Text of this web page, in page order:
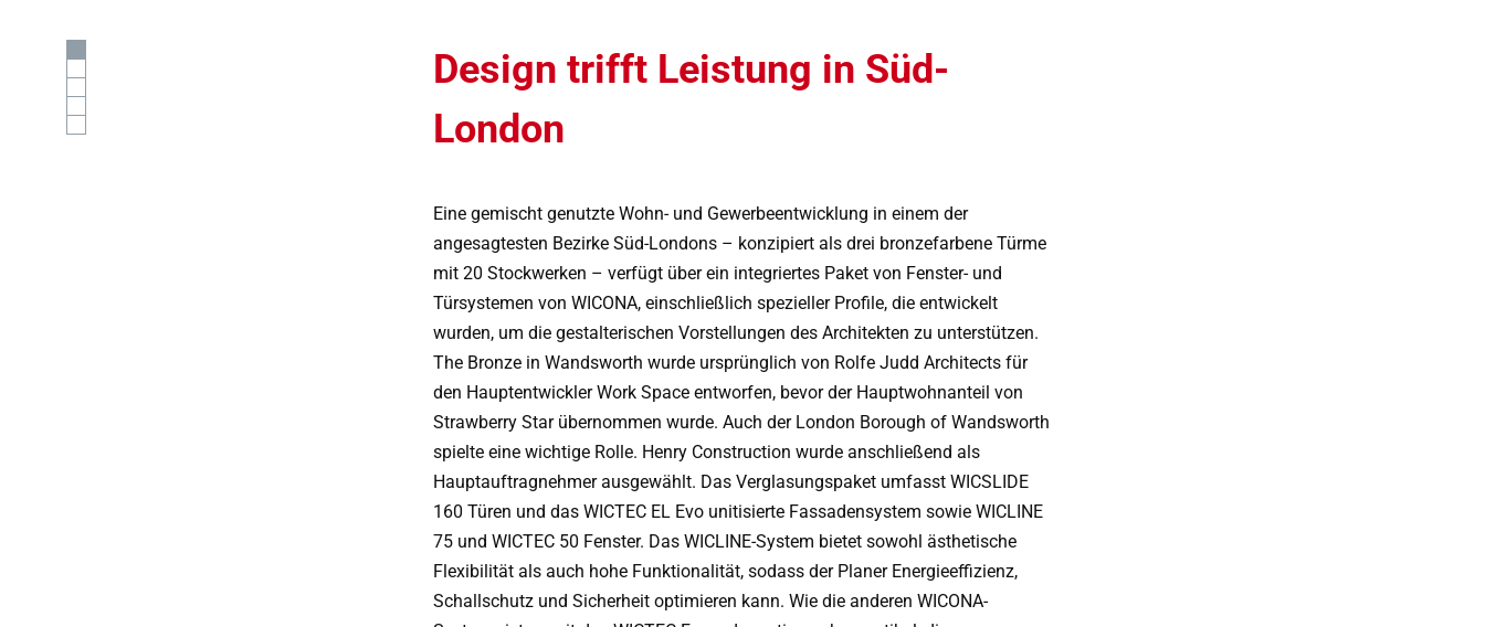
Design trifft Leistung in Süd-
London
Eine gemischt genutzte Wohn- und Gewerbeentwicklung in einem der
angesagtesten Bezirke Süd-Londons – konzipiert als drei bronzefarbene Türme
mit 20 Stockwerken – verfügt über ein integriertes Paket von Fenster- und
Türsystemen von WICONA, einschließlich spezieller Profile, die entwickelt
wurden, um die gestalterischen Vorstellungen des Architekten zu unterstützen.
The Bronze in Wandsworth wurde ursprünglich von Rolfe Judd Architects für
den Hauptentwickler Work Space entworfen, bevor der Hauptwohnanteil von
Strawberry Star übernommen wurde. Auch der London Borough of Wandsworth
spielte eine wichtige Rolle. Henry Construction wurde anschließend als
Hauptauftragnehmer ausgewählt. Das Verglasungspaket umfasst WICSLIDE
160 Türen und das WICTEC EL Evo unitisierte Fassadensystem sowie WICLINE
75 und WICTEC 50 Fenster. Das WICLINE-System bietet sowohl ästhetische
Flexibilität als auch hohe Funktionalität, sodass der Planer Energieeffizienz,
Schallschutz und Sicherheit optimieren kann. Wie die anderen WICONA-